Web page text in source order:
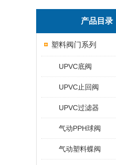
产品目录
塑料阀门系列
UPVC底阀
UPVC止回阀
UPVC过滤器
气动PPH球阀
气动塑料蝶阀